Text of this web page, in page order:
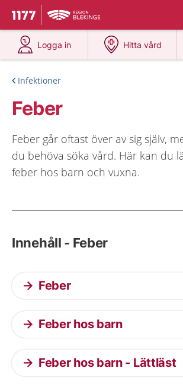
Till startsidan för 1177
Du har valt region
Logga in
på 1177.se
Hitta vård
på 1177.se
Infektioner
Feber
Feber går oftast över av sig själv,
du behöva söka vård. Här kan du
feber hos barn och vuxna.
Innehåll - Feber
Feber
Feber hos barn
Feber hos barn - Lättläst